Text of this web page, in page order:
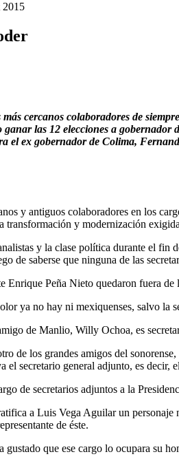
2015
cercanos colaboradores de
ganar las 12 elecciones a gobernador
el ex gobernador de Colima,
y antiguos colaboradores en los
transformación y modernización
y la clase política durante el
de saberse que ninguna de las
Enrique Peña Nieto quedaron fuera de
ya no hay ni mexiquenses, salvo la
de Manlio, Willy Ochoa, es
de los grandes amigos del
el secretario general adjunto, es decir,
de secretarios adjuntos a la
a Luis Vega Aguilar un
de éste.
gustado que ese cargo lo ocupara su